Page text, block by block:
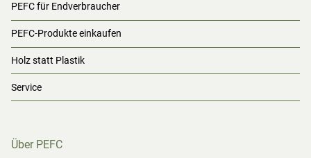
PEFC für Endverbraucher
PEFC-Produkte einkaufen
Holz statt Plastik
Service
Über PEFC